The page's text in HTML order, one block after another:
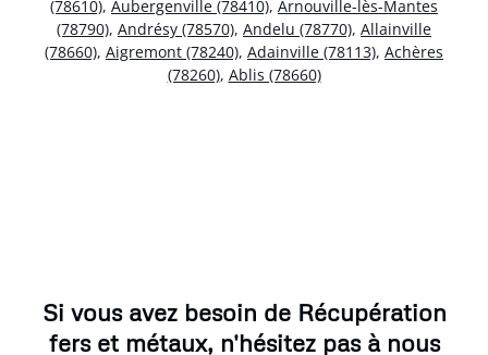
(78610), Aubergenville (78410), Arnouville-lès-Mantes
(78790), Andrésy (78570), Andelu (78770), Allainville
(78660), Aigremont (78240), Adainville (78113), Achères
(78260), Ablis (78660)
Si vous avez besoin de Récupération
fers et métaux, n'hésitez pas à nous